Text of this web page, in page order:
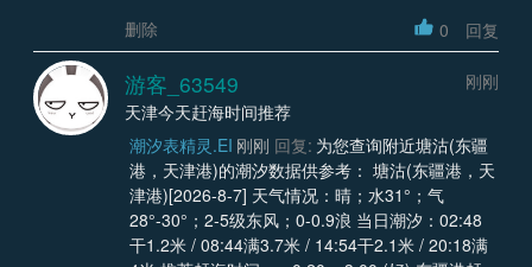
删除
0 回复
游客_63549
刚刚
天津今天赶海时间推荐
潮汐表精灵.EI 刚刚 回复: 为您查询附近塘沽(东疆
港，天津港)的潮汐数据供参考： 塘沽(东疆港，天
津港)[2026-8-7] 天气情况：晴；水31°；气
28°-30°；2-5级东风；0-0.9浪 当日潮汐：02:48
干1.2米 / 08:44满3.7米 / 14:54干2.1米 / 20:18满